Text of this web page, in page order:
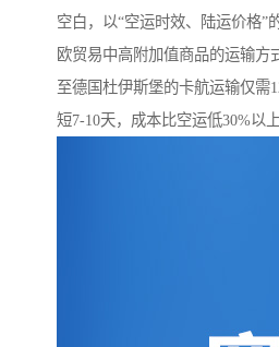
空白，以“空运时效、陆运价格”
欧贸易中高附加值商品的运输方
至德国杜伊斯堡的卡航运输仅需
短7-10天，成本比空运低30%以上